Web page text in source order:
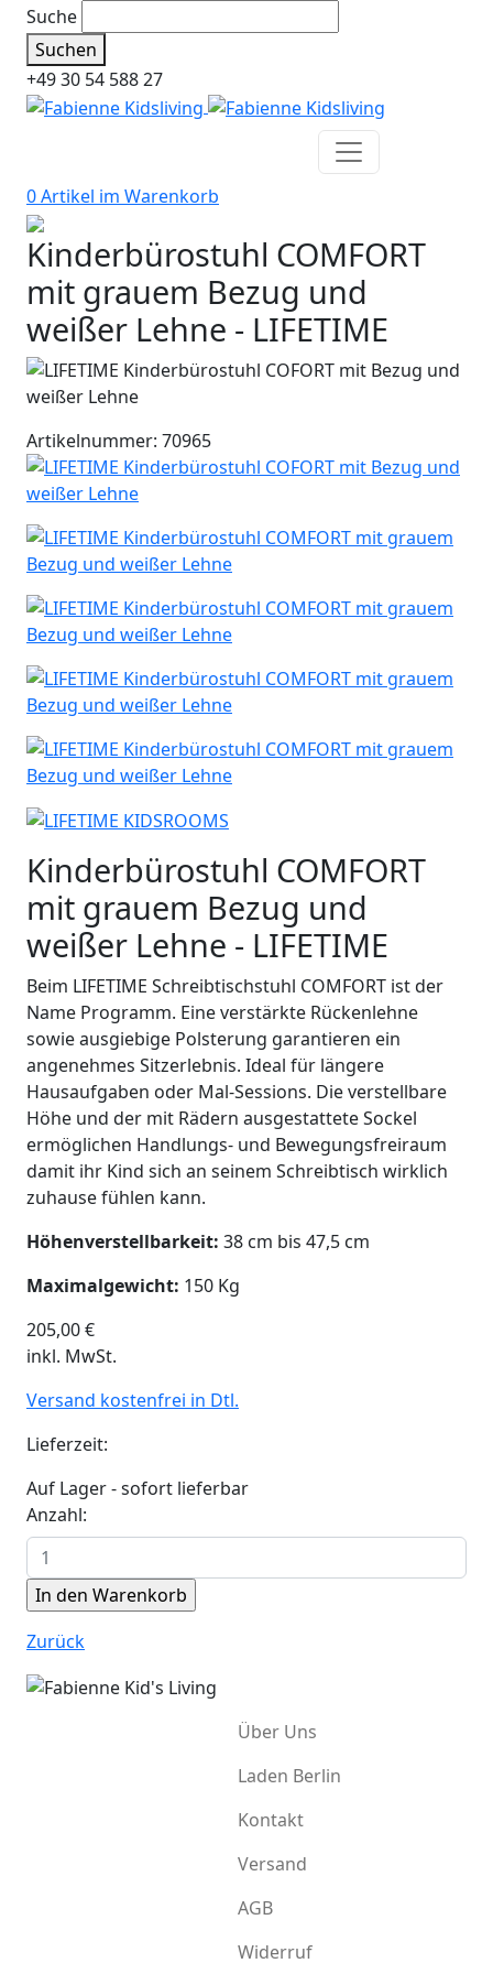
Suche
Suchen
+49 30 54 588 27
0 Artikel im Warenkorb
Kinderbürostuhl COMFORT
mit grauem Bezug und
weißer Lehne - LIFETIME
Artikelnummer: 70965
Kinderbürostuhl COMFORT
mit grauem Bezug und
weißer Lehne - LIFETIME
Beim LIFETIME Schreibtischstuhl COMFORT ist der
Name Programm. Eine verstärkte Rückenlehne
sowie ausgiebige Polsterung garantieren ein
angenehmes Sitzerlebnis. Ideal für längere
Hausaufgaben oder Mal-Sessions. Die verstellbare
Höhe und der mit Rädern ausgestattete Sockel
ermöglichen Handlungs- und Bewegungsfreiraum
damit ihr Kind sich an seinem Schreibtisch wirklich
zuhause fühlen kann.
Höhenverstellbarkeit: 38 cm bis 47,5 cm
Maximalgewicht: 150 Kg
205,00€
inkl. MwSt.
Versand kostenfrei in Dtl.
Lieferzeit:
Auf Lager - sofort lieferbar
Anzahl:
Zurück
Über Uns
Laden Berlin
Kontakt
Versand
AGB
Widerruf